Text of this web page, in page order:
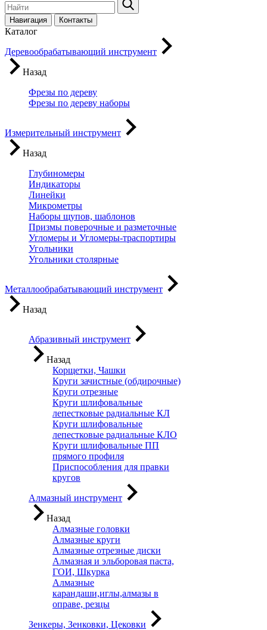
Навигация Контакты
Каталог
Деревообрабатывающий инструмент
Назад
Фрезы по дереву
Фрезы по дереву наборы
Измерительный инструмент
Назад
Глубиномеры
Индикаторы
Линейки
Микрометры
Наборы щупов, шаблонов
Призмы поверочные и разметочные
Угломеры и Угломеры-траспортиры
Угольники
Угольники столярные
Металлообрабатывающий инструмент
Назад
Абразивный инструмент
Назад
Корщетки, Чашки
Круги зачистные (обдирочные)
Круги отрезные
Круги шлифовальные
лепестковые радиальные КЛ
Круги шлифовальные
лепестковые радиальные КЛО
Круги шлифовальные ПП
прямого профиля
Приспособления для правки
кругов
Алмазный инструмент
Назад
Алмазные головки
Алмазные круги
Алмазные отрезные диски
Алмазная и эльборовая паста,
ГОИ, Шкурка
Алмазные
карандаши,иглы,алмазы в
оправе, резцы
Зенкеры, Зенковки, Цековки